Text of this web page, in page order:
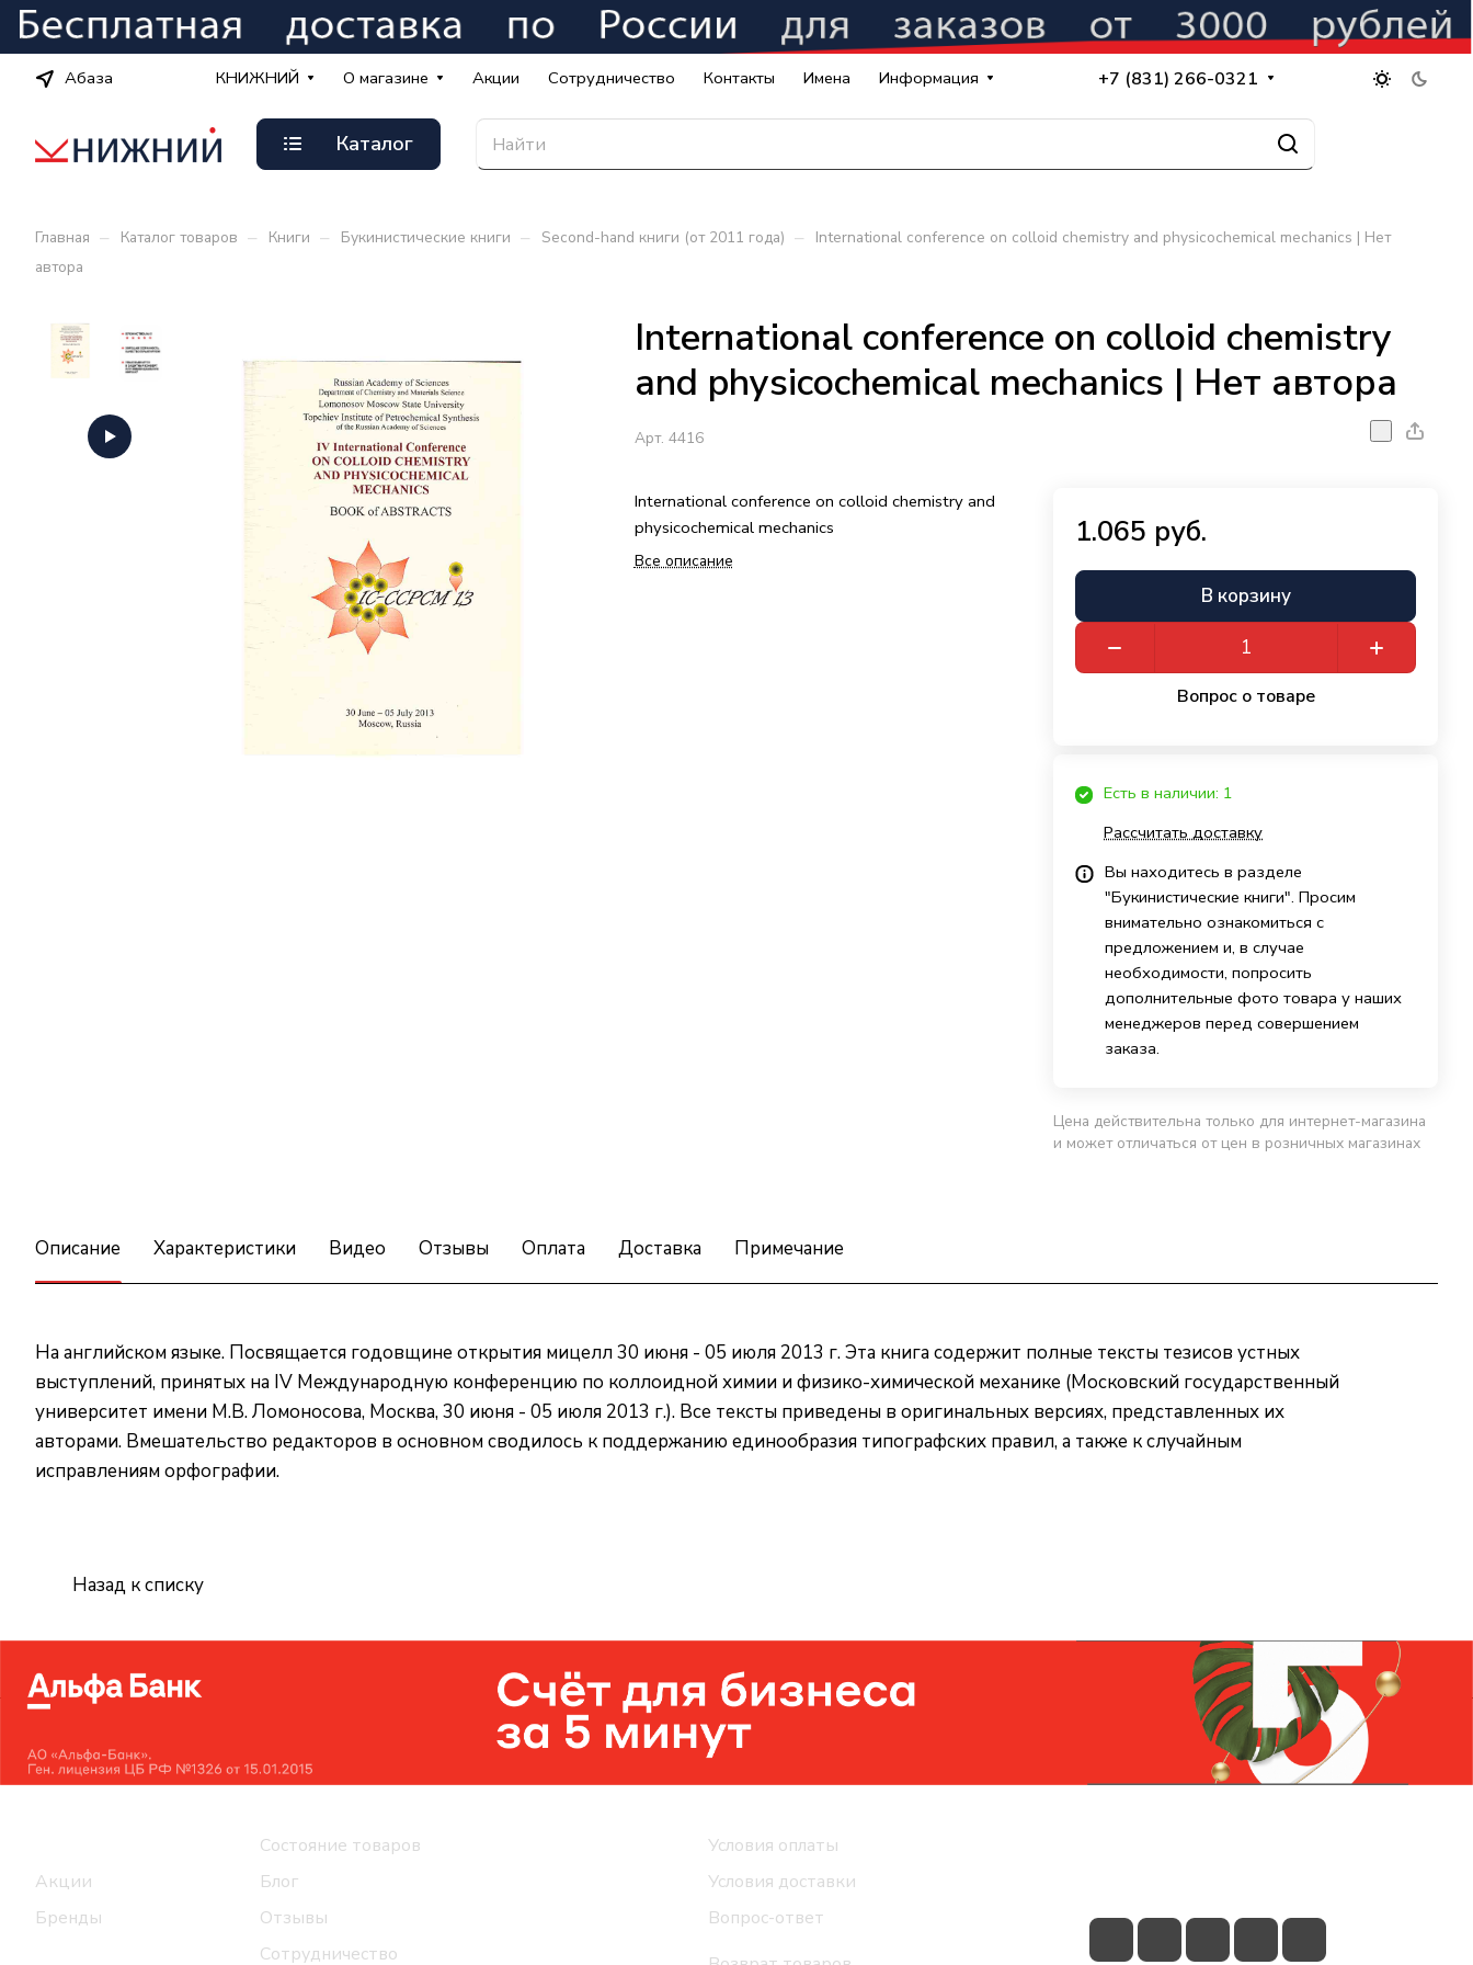
Абаза КНИЖНИЙ О магазине Акции Сотрудничество Контакты Имена Информация +7 (831) 266-0321
Каталог
Главная – Каталог товаров – Книги – Букинистические книги – Second-hand книги (от 2011 года) –
International conference on colloid chemistry and physicochemical mechanics | Нет
автора
International conference on colloid chemistry
and physicochemical mechanics | Нет автора
Арт. 4416
International conference on colloid chemistry and
physicochemical mechanics
Все описание
1.065 руб.
В корзину
Вопрос о товаре
Есть в наличии: 1
Рассчитать доставку
Вы находитесь в разделе
"Букинистические книги". Просим
внимательно ознакомиться с
предложением и, в случае
необходимости, попросить
дополнительные фото товара у наших
менеджеров перед совершением
заказа.
Цена действительна только для интернет-магазина
и может отличаться от цен в розничных магазинах
Описание Характеристики Видео Отзывы Оплата Доставка Примечание
На английском языке. Посвящается годовщине открытия мицелл 30 июня - 05 июля 2013 г. Эта книга содержит полные тексты тезисов устных
выступлений, принятых на IV Международную конференцию по коллоидной химии и физико-химической механике (Московский государственный
университет имени М.В. Ломоносова, Москва, 30 июня - 05 июля 2013 г.). Все тексты приведены в оригинальных версиях, представленных их
авторами. Вмешательство редакторов в основном сводилось к поддержанию единообразия типографских правил, а также к случайным
исправлениям орфографии.
Назад к списку
Акции
Бренды
Состояние товаров
Блог
Отзывы
Сотрудничество
Условия оплаты
Условия доставки
Вопрос-ответ